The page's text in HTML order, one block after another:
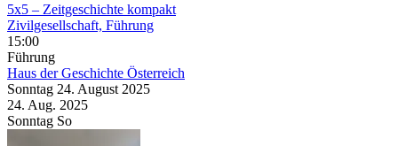
5x5 – Zeitgeschichte kompakt
Zivilgesellschaft, Führung
15:00
Führung
Haus der Geschichte Österreich
Sonntag 24. August 2025
24. Aug. 2025
Sonntag So